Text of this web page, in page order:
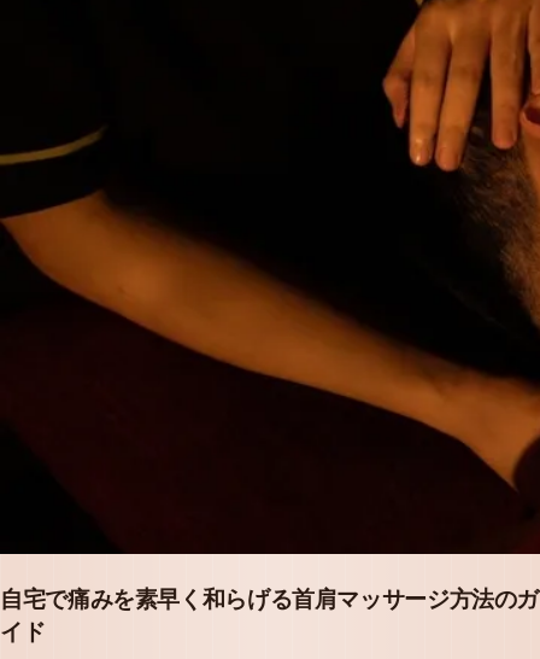
自宅で痛みを素早く和らげる首肩マッサージ方法のガ
イド